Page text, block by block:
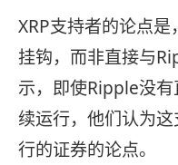
XRP支持者的论点
挂钩，而非直接与
示，即使Ripple没
续运行，他们认为
行的证券的论点。